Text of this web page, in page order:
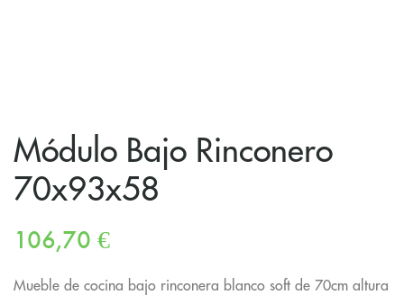
Módulo Bajo Rinconero
70x93x58
106,70 €
Mueble de cocina bajo rinconera blanco soft de 70cm altura